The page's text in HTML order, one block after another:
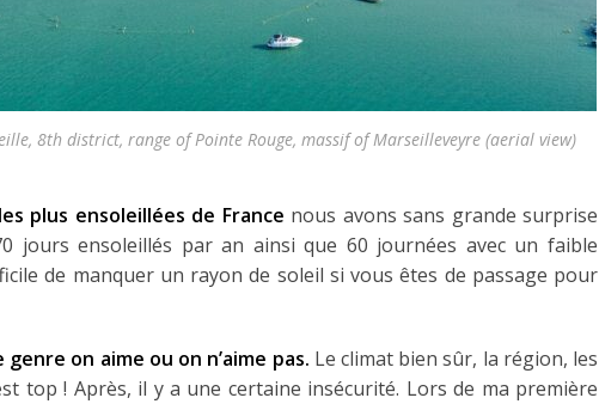
8th district, range of Pointe Rouge, massif of Marseilleveyre (aerial view)
plus ensoleillées de France nous avons sans grande surprise
jours ensoleillés par an ainsi que 60 journées avec un faible
de manquer un rayon de soleil si vous êtes de passage pour
on aime ou on n’aime pas. Le climat bien sûr, la région, les
top ! Après, il y a une certaine insécurité. Lors de ma première